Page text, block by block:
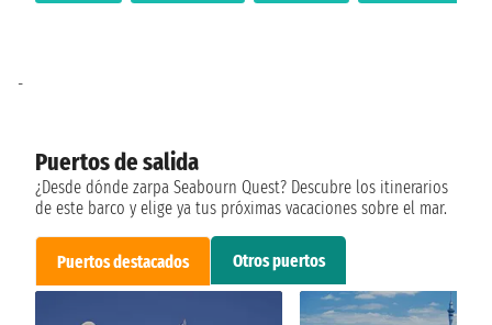
Puertos de salida
¿Desde dónde zarpa Seabourn Quest? Descubre los itinerarios
de este barco y elige ya tus próximas vacaciones sobre el mar.
Puertos destacados Otros puertos
-